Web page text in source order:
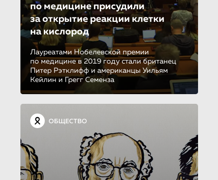
по медицине присудили
за открытие реакции клетки
на кислород
Лауреатами Нобелевской премии
по медицине в 2019 году стали британец
Питер Рэтклифф и американцы Уильям
Кейлин и Грегг Семенза
ОБЩЕСТВО